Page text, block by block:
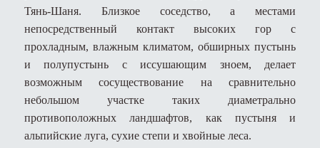
Тянь-Шаня. Близкое соседство, а местами
непосредственный контакт высоких гор с
прохладным, влажным климатом, обширных пустынь
и полупустынь с иссушающим зноем, делает
возможным сосуществование на сравнительно
небольшом участке таких диаметрально
противоположных ландшафтов, как пустыня и
альпийские луга, сухие степи и хвойные леса.